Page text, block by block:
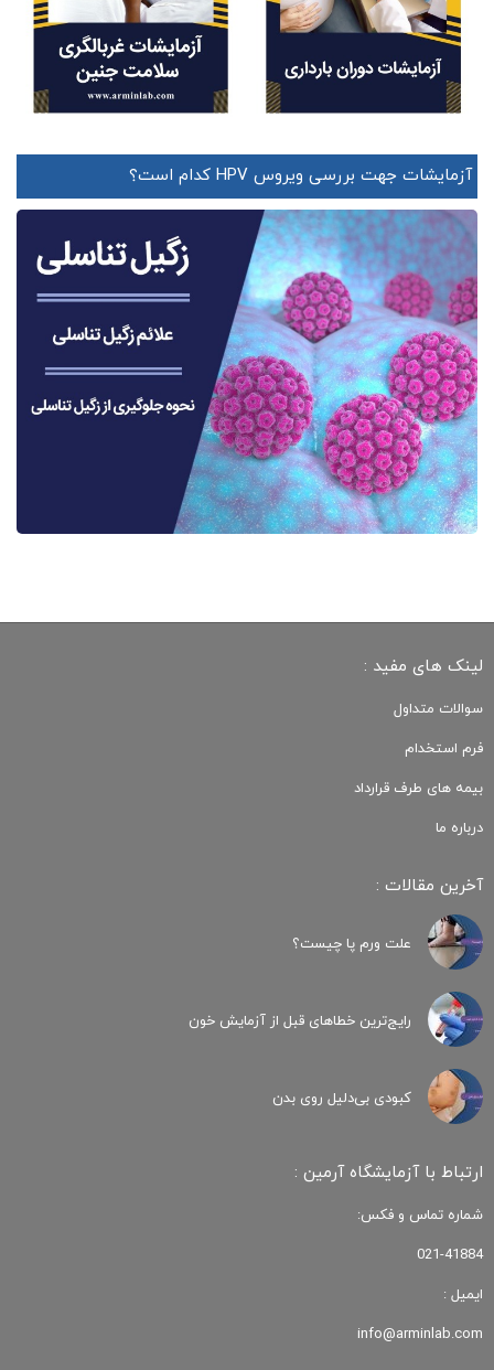
آزمایشات جهت بررسی ویروس HPV کدام است؟
لینک های مفید :
سوالات متداول
فرم استخدام
بیمه های طرف قرارداد
درباره ما
آخرین مقالات :
علت ورم پا چیست؟
رایج‌ترین خطاهای قبل از آزمایش خون
کبودی‌ بی‌دلیل روی بدن
ارتباط با آزمایشگاه آرمین :
شماره تماس و فکس:
021-41884
ایمیل :
info@arminlab.com